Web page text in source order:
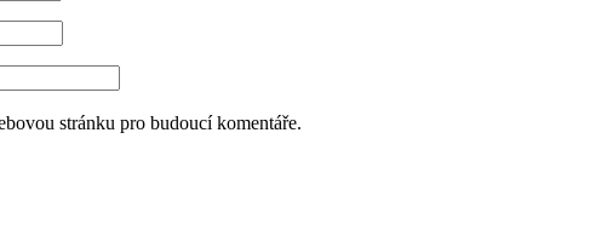
stránku pro budoucí komentáře.